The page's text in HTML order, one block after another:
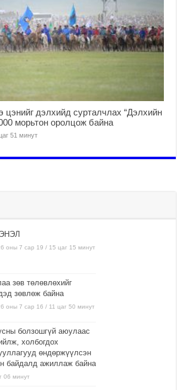
цэнийг дэлхийд сурталчлах “Дэлхийн
морьтон оролцож байна
51 минут
оны 7 сар 19 / 15 цаг 15 минут
зөв төлөвлөхийг
зөвлөж байна
оны 7 сар 16 / 11 цаг 50 минут
болзошгүй аюулаас
холбогдох
өндөржүүлсэн
байдалд ажиллаж байна
06 минут